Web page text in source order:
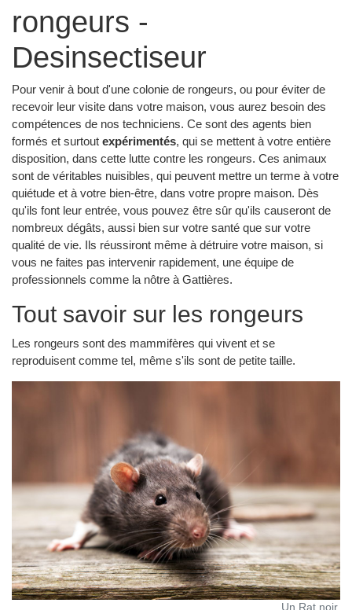
rongeurs -
Desinsectiseur
Pour venir à bout d'une colonie de rongeurs, ou pour éviter de
recevoir leur visite dans votre maison, vous aurez besoin des
compétences de nos techniciens. Ce sont des agents bien
formés et surtout expérimentés, qui se mettent à votre entière
disposition, dans cette lutte contre les rongeurs. Ces animaux
sont de véritables nuisibles, qui peuvent mettre un terme à votre
quiétude et à votre bien-être, dans votre propre maison. Dès
qu'ils font leur entrée, vous pouvez être sûr qu'ils causeront de
nombreux dégâts, aussi bien sur votre santé que sur votre
qualité de vie. Ils réussiront même à détruire votre maison, si
vous ne faites pas intervenir rapidement, une équipe de
professionnels comme la nôtre à Gattières.
Tout savoir sur les rongeurs
Les rongeurs sont des mammifères qui vivent et se
reproduisent comme tel, même s'ils sont de petite taille.
Un Rat noir.